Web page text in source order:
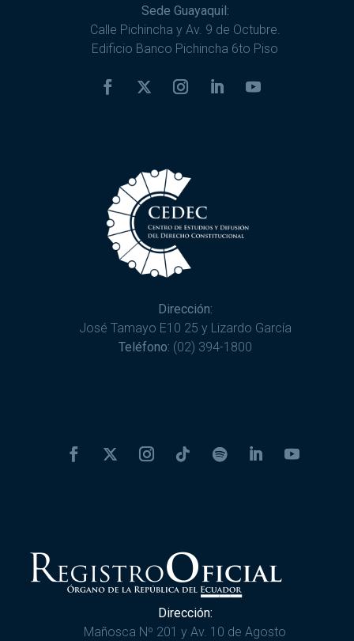
Sede Guayaquil:
Calle Pichincha y Av. 9 de Octubre.
Edificio Banco Pichincha 6to Piso
Dirección:
José Tamayo E10 25 y Lizardo García
Teléfono: (02) 394-1800
Dirección:
Mañosca Nº 201 y Av. 10 de Agosto